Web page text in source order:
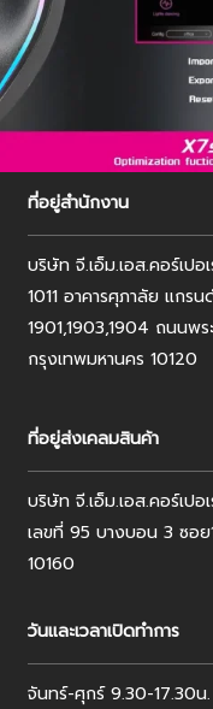
ที่อยู่สำนักงาน
บริษัท จี.เอ็ม.เอส.คอร์เปอ
1011 อาคารศุภาลัย แกร
1901,1903,1904 ถนนพ
กรุงเทพมหานคร 10120
ที่อยู่ส่งเคลมสินค้า
บริษัท จี.เอ็ม.เอส.คอร์เปอ
เลขที่ 95 บางบอน 3 ซอ
10160
วันและเวลาเปิดทำการ
จันทร์-ศุกร์ 9.30-17.30น.